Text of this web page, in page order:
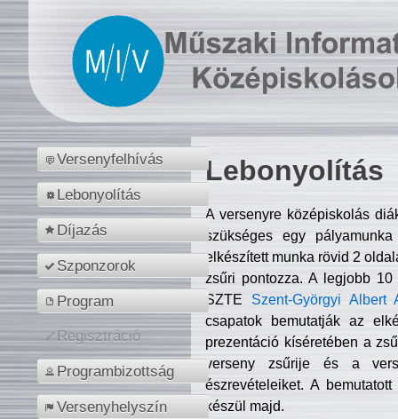
Versenyfelhívás
Lebonyolítás
Díjazás
Szponzorok
Program
Regisztráció
Programbizottság
Versenyhelyszín
Lebonyolítás
A versenyre középiskolás
szükséges egy
elkészített munka rövid 2
zsűri pontozza. A legjobb
SZTE Szent-Györgyi Albert
csapatok bemutatják az
prezentáció kíséretében a
verseny zsűrije és a
észrevételeiket. A
készül majd.